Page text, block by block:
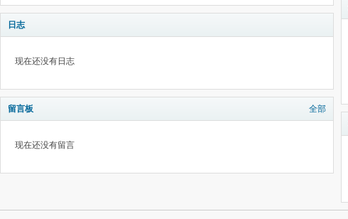
日志
现在还没有日志
留言板 全部
现在还没有留言